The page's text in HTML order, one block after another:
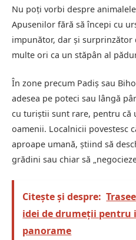
Nu poți vorbi despre
Apusenilor fără să începi cu
impunător, dar și surprinzător
multe ori ca un stăpân al
În zone precum Padiș sau
adesea pe poteci sau lângă
cu turiștii sunt rare, pentru că
oamenii. Localnicii povestesc
aproape umană, știind să
grădini sau chiar să
Citește și despre:
idei de drumeții
panorame